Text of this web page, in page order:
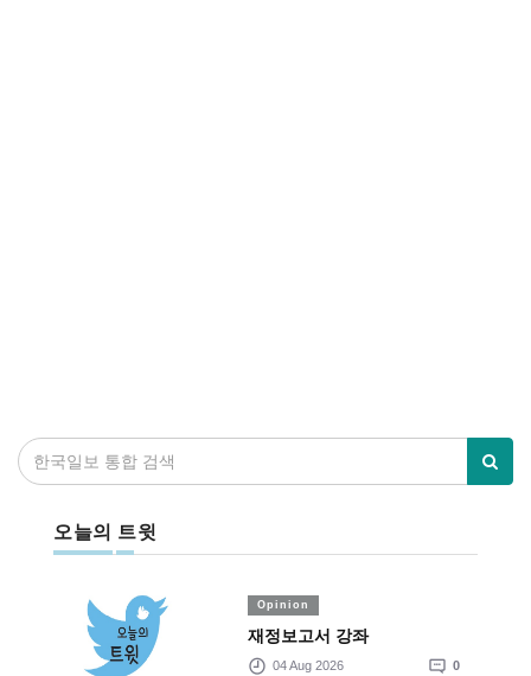
오늘의 트윗
Opinion
재정보고서 강좌
04 Aug 2026 0